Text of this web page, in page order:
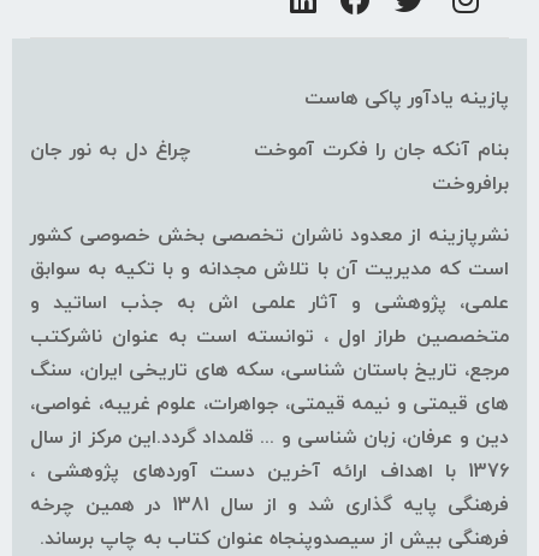
پازینه یادآور پاکی هاست
بنام آنکه جان را فکرت آموخت چراغ دل به نور جان
برافروخت
نشرپازینه از معدود ناشران تخصصی بخش خصوصی کشور
است که مدیریت آن با تلاش مجدانه و با تکیه به سوابق
علمی، پژوهشی و آثار علمی اش به جذب اساتید و
متخصصین طراز اول ، توانسته است به عنوان ناشرکتب
مرجع، تاریخ باستان شناسی، سکه های تاریخی ایران، سنگ
های قیمتی و نیمه قیمتی، جواهرات، علوم غریبه، غواصی،
دین و عرفان، زبان شناسی و ... قلمداد گردد.این مرکز از سال
1376 با اهداف ارائه آخرین دست آوردهای پژوهشی ،
فرهنگی پایه گذاری شد و از سال 1381 در همین چرخه
فرهنگی بیش از سیصدوپنجاه عنوان کتاب به چاپ برساند.